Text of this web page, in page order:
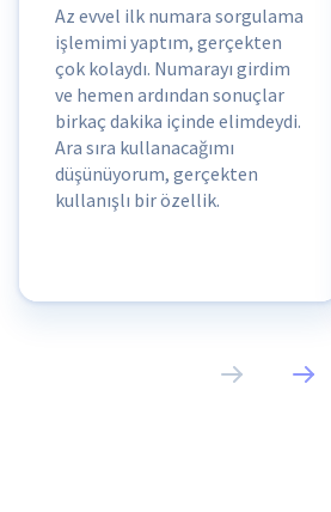
Az evvel ilk numara sorgulama
işlemimi yaptım, gerçekten
çok kolaydı. Numarayı girdim
ve hemen ardından sonuçlar
birkaç dakika içinde elimdeydi.
Ara sıra kullanacağımı
düşünüyorum, gerçekten
kullanışlı bir özellik.